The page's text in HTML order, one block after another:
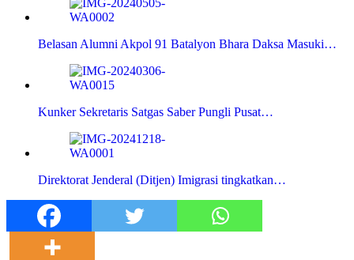
Belasan Alumni Akpol 91 Batalyon Bhara Daksa Masuki…
Kunker Sekretaris Satgas Saber Pungli Pusat…
Direktorat Jenderal (Ditjen) Imigrasi tingkatkan…